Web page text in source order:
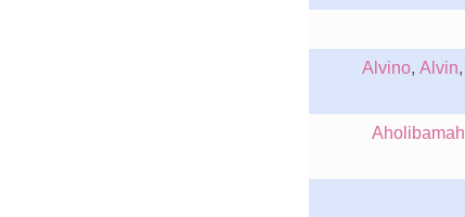
Alvino, Alvin,
Aholibamah